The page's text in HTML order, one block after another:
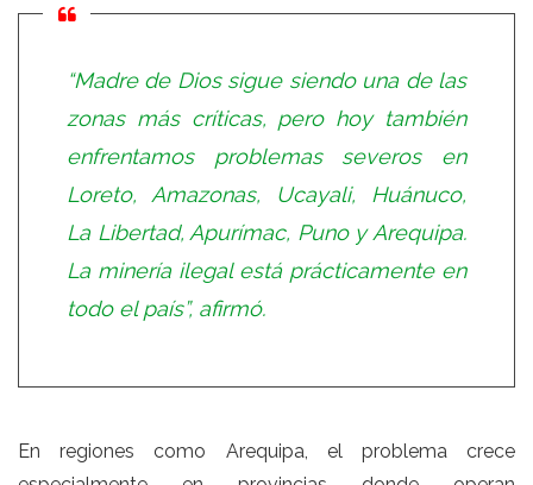
“Madre de Dios sigue siendo una de las
zonas más críticas, pero hoy también
enfrentamos problemas severos en
Loreto, Amazonas, Ucayali, Huánuco,
La Libertad, Apurímac, Puno y Arequipa.
La minería ilegal está prácticamente en
todo el país”, afirmó.
En regiones como Arequipa, el problema crece